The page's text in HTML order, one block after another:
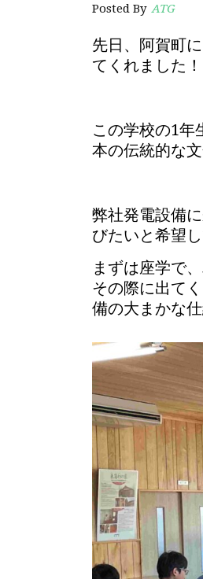
Posted By ATG
先日、阿賀町
てくれました！
この学校の1年
本の伝統的な
弊社発電設備
びたいと希望
まずは座学で
その際に出て
備の大まかな